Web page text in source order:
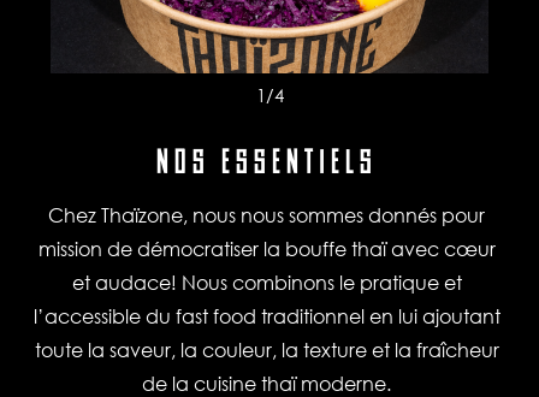
1 /4
NOS ESSENTIELS
Chez Thaïzone, nous nous sommes donnés pour
mission de démocratiser la bouffe thaï avec cœur
et audace! Nous combinons le pratique et
l’accessible du fast food traditionnel en lui ajoutant
toute la saveur, la couleur, la texture et la fraîcheur
de la cuisine thaï moderne.